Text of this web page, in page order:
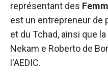
représentant des
est un entrepreneur de
et du Tchad, ainsi que la
Nekam e Roberto de
l'AEDIC.